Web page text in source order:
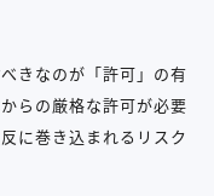
きなのが「許可」の有
らの厳格な許可が必要
に巻き込まれるリスク